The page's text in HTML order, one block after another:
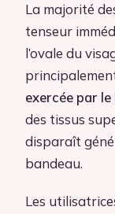
La majorité
tenseur
l’ovale du
exercée par
des tissus
disparaît
bandeau.
Les